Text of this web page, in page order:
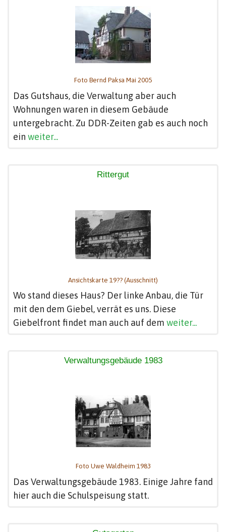
Foto Bernd Paksa Mai 2005
Das Gutshaus, die Verwaltung aber auch
Wohnungen waren in diesem Gebäude
untergebracht. Zu DDR-Zeiten gab es auch noch
ein weiter...
Rittergut
Ansichtskarte 19?? (Ausschnitt)
Wo stand dieses Haus? Der linke Anbau, die Tür
mit den dem Giebel, verrät es uns. Diese
Giebelfront findet man auch auf dem weiter...
Verwaltungsgebäude 1983
Foto Uwe Waldheim 1983
Das Verwaltungsgebäude 1983. Einige Jahre fand
hier auch die Schulspeisung statt.